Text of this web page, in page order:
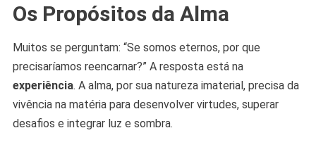
Os Propósitos da Alma
Muitos se perguntam: “Se somos eternos, por que
precisaríamos reencarnar?” A resposta está na
experiência. A alma, por sua natureza imaterial, precisa da
vivência na matéria para desenvolver virtudes, superar
desafios e integrar luz e sombra.